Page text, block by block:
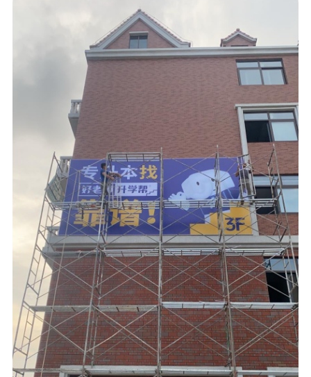
洋溪信息港┃文印小镇┃
洋溪人才网┃快印人才网
┃—【官网】
洋溪信息港┃文印小镇┃洋溪人才网┃快印人
才网┃—【官网】